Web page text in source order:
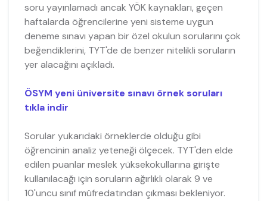
soru yayınlamadı ancak YÖK kaynakları, geçen
haftalarda öğrencilerine yeni sisteme uygun
deneme sınavı yapan bir özel okulun sorularını çok
beğendiklerini, TYT'de de benzer nitelikli soruların
yer alacağını açıkladı.
ÖSYM yeni üniversite sınavı örnek soruları
tıkla indir
Sorular yukarıdaki örneklerde olduğu gibi
öğrencinin analiz yeteneği ölçecek. TYT'den elde
edilen puanlar meslek yüksekokullarına girişte
kullanılacağı için soruların ağırlıklı olarak 9 ve
10'uncu sınıf müfredatından çıkması bekleniyor.